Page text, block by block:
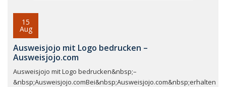
15
Aug
Ausweisjojo mit Logo bedrucken –
Ausweisjojo.com
Ausweisjojo mit Logo bedrucken&nbsp;–
&nbsp;Ausweisjojo.comBei&nbsp;Ausweisjojo.com&nbsp;erhalten